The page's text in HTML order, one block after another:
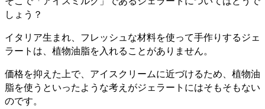
しょう？
イタリア生まれ、フレッシュな材料を使って手作りするジェ
ラートは、植物油脂を入れることがありません。
価格を抑えた上で、アイスクリームに近づけるため、植物油
脂を使うといったような考えがジェラートにはそもそもない
のです。